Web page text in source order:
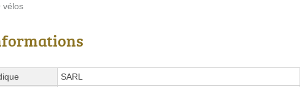
vélos
SARL